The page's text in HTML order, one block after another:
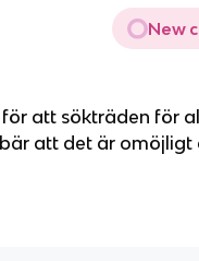
New
för att sökträden för
att det är omöjligt